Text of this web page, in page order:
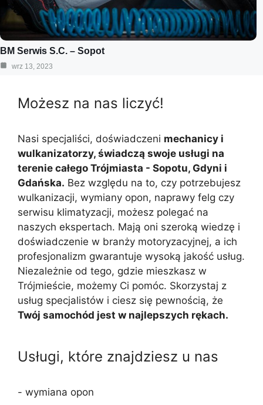
BM Serwis S.C. – Sopot
wrz 13, 2023
Możesz na nas liczyć!
Nasi specjaliści, doświadczeni mechanicy i
wulkanizatorzy, świadczą swoje usługi na
terenie całego Trójmiasta - Sopotu, Gdyni i
Gdańska. Bez względu na to, czy potrzebujesz
wulkanizacji, wymiany opon, naprawy felg czy
serwisu klimatyzacji, możesz polegać na
naszych ekspertach. Mają oni szeroką wiedzę i
doświadczenie w branży motoryzacyjnej, a ich
profesjonalizm gwarantuje wysoką jakość usług.
Niezależnie od tego, gdzie mieszkasz w
Trójmieście, możemy Ci pomóc. Skorzystaj z
usług specjalistów i ciesz się pewnością, że
Twój samochód jest w najlepszych rękach.
Usługi, które znajdziesz u nas
- wymiana opon